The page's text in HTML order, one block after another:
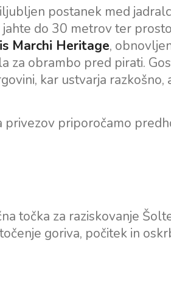
postanek med
do 30 metrov ter
Marchi Heritage,
za obrambo pred pirati.
kar ustvarja razkošno,
privezov priporočamo
točka za raziskovanje
goriva, počitek in
Dubrovniška jadralska
regija
Istrska regija za jadranje
Kvarnerska regija za
jadranje